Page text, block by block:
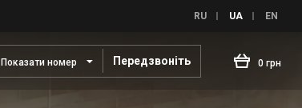
RU UA EN
Показати номер Передзвоніть 0 грн